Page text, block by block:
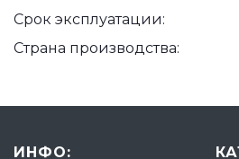
Срок эксплуатации:
Страна производства:
ИНФО: